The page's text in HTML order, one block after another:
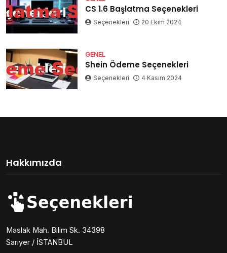
CS 1.6 Başlatma Seçenekleri
Seçenekleri 20 Ekim 2024
GENEL
Shein Ödeme Seçenekleri
Seçenekleri 4 Kasım 2024
Hakkımızda
Maslak Mah. Bilim Sk. 34398
Sarıyer / İSTANBUL